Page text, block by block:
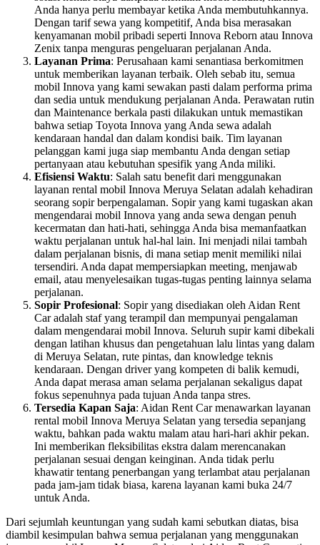
Anda hanya perlu membayar ketika Anda membutuhkannya.
Dengan tarif sewa yang kompetitif, Anda bisa merasakan
kenyamanan mobil pribadi seperti Innova Reborn atau Innova
Zenix tanpa menguras pengeluaran perjalanan Anda.
Layanan Prima: Perusahaan kami senantiasa berkomitmen
untuk memberikan layanan terbaik. Oleh sebab itu, semua
mobil Innova yang kami sewakan pasti dalam performa prima
dan sedia untuk mendukung perjalanan Anda. Perawatan rutin
dan Maintenance berkala pasti dilakukan untuk memastikan
bahwa setiap Toyota Innova yang Anda sewa adalah
kendaraan handal dan dalam kondisi baik. Tim layanan
pelanggan kami juga siap membantu Anda dengan setiap
pertanyaan atau kebutuhan spesifik yang Anda miliki.
Efisiensi Waktu: Salah satu benefit dari menggunakan
layanan rental mobil Innova Meruya Selatan adalah kehadiran
seorang sopir berpengalaman. Sopir yang kami tugaskan akan
mengendarai mobil Innova yang anda sewa dengan penuh
kecermatan dan hati-hati, sehingga Anda bisa memanfaatkan
waktu perjalanan untuk hal-hal lain. Ini menjadi nilai tambah
dalam perjalanan bisnis, di mana setiap menit memiliki nilai
tersendiri. Anda dapat mempersiapkan meeting, menjawab
email, atau menyelesaikan tugas-tugas penting lainnya selama
perjalanan.
Sopir Profesional: Sopir yang disediakan oleh Aidan Rent
Car adalah staf yang terampil dan mempunyai pengalaman
dalam mengendarai mobil Innova. Seluruh supir kami dibekali
dengan latihan khusus dan pengetahuan lalu lintas yang dalam
di Meruya Selatan, rute pintas, dan knowledge teknis
kendaraan. Dengan driver yang kompeten di balik kemudi,
Anda dapat merasa aman selama perjalanan sekaligus dapat
fokus sepenuhnya pada tujuan Anda tanpa stres.
Tersedia Kapan Saja: Aidan Rent Car menawarkan layanan
rental mobil Innova Meruya Selatan yang tersedia sepanjang
waktu, bahkan pada waktu malam atau hari-hari akhir pekan.
Ini memberikan fleksibilitas ekstra dalam merencanakan
perjalanan sesuai dengan keinginan. Anda tidak perlu
khawatir tentang penerbangan yang terlambat atau perjalanan
pada jam-jam tidak biasa, karena layanan kami buka 24/7
untuk Anda.
Dari sejumlah keuntungan yang sudah kami sebutkan diatas, bisa
diambil kesimpulan bahwa semua perjalanan yang menggunakan